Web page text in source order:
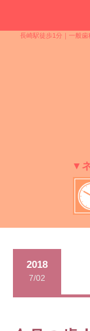
長崎駅徒歩1分｜一般
▼
2018
7/02